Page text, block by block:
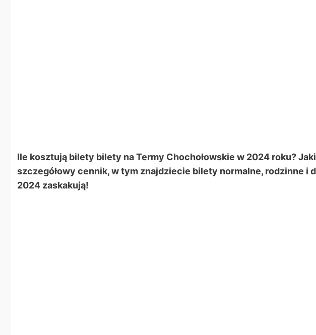
Ile kosztują bilety bilety na Termy Chochołowskie w 2024 roku?
szczegółowy cennik, w tym znajdziecie bilety normalne, rodzinne i
2024 zaskakują!